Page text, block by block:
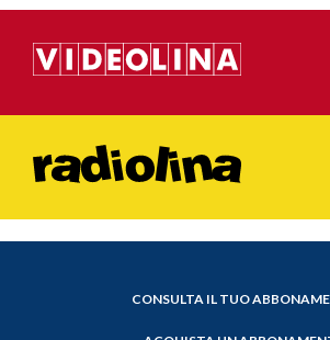
CONSULTA IL TUO